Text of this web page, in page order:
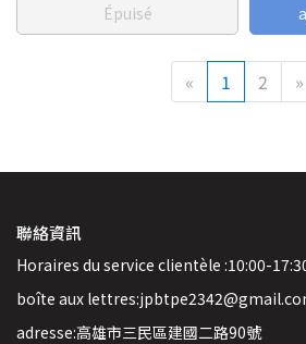
Épuisé
« 1 2 »
聯絡資訊
Horaires du service clientèle :10:00-
boîte aux
adresse:高雄市三民區建國二路90號